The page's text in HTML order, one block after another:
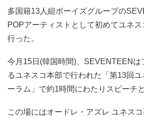
多国籍13人組ボーイズグループの
POPアーティストとして初めてユネ
行った。
今月15日(韓国時間)、SEVENTEENは
るユネスコ本部で行われた「第13回
ーラム」で約1時間にわたりスピーチ
この場にはオードレ・アズレ ユネス